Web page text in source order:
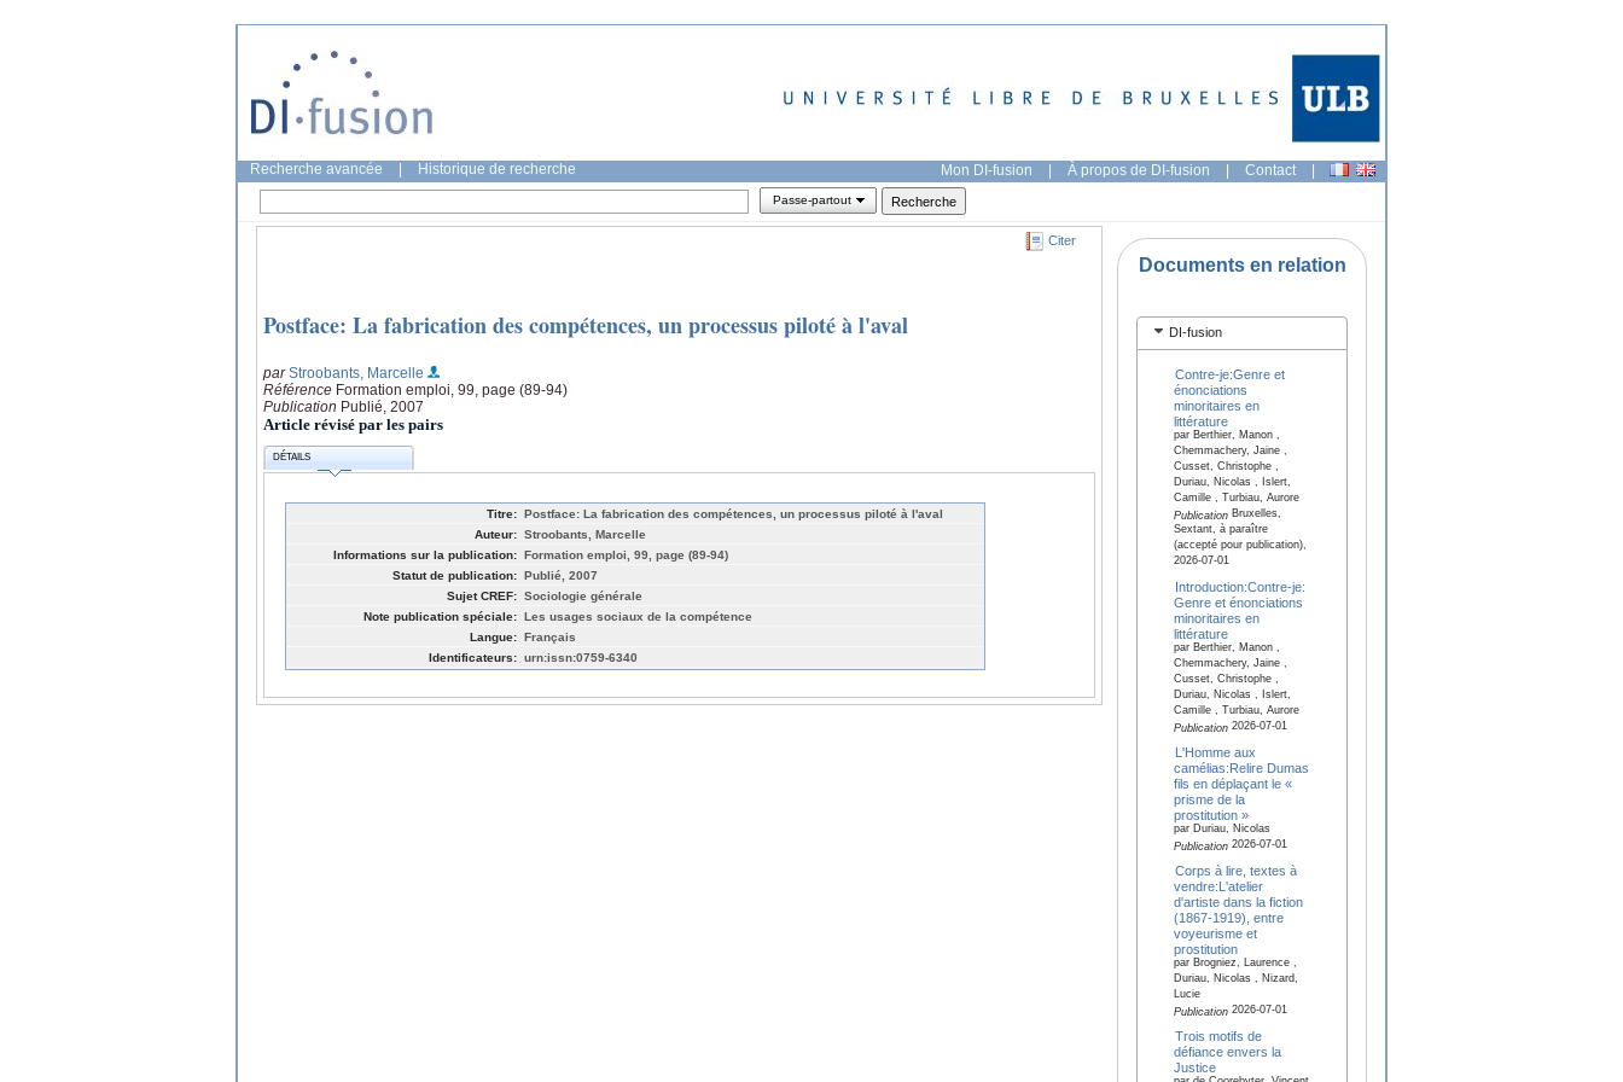
Recherche avancée Historique de recherche Mon DI-fusion | À propos de DI-fusion | Contact |
Passe-partout
Citer
Postface: La fabrication des compétences, un processus piloté à l'aval
parStroobants, Marcelle
Référence Formation emploi, 99, page (89-94)
Publication Publié, 2007
Article révisé par les pairs
DÉTAILS
Titre: Postface: La fabrication des compétences, un processus piloté à l'aval
Auteur: Stroobants, Marcelle
Informations sur la publication: Formation emploi, 99, page (89-94)
Statut de publication: Publié, 2007
Sujet CREF: Sociologie générale
Note publication spéciale: Les usages sociaux de la compétence
Langue: Français
Identificateurs: urn:issn:0759-6340
Documents en relation
DI-fusion
Contre-je:Genre et
énonciations
minoritaires en
littérature
par Berthier, Manon ,
Chemmachery, Jaine ,
Cusset, Christophe ,
Duriau, Nicolas , Islert,
Camille , Turbiau, Aurore
PublicationBruxelles,
Sextant, à paraître
(accepté pour publication),
2026-07-01
Introduction:Contre-je:
Genre et énonciations
minoritaires en
littérature
par Berthier, Manon ,
Chemmachery, Jaine ,
Cusset, Christophe ,
Duriau, Nicolas , Islert,
Camille , Turbiau, Aurore
Publication2026-07-01
L'Homme aux
camélias:Relire Dumas
fils en déplaçant le «
prisme de la
prostitution »
par Duriau, Nicolas
Publication2026-07-01
Corps à lire, textes à
vendre:L'atelier
d'artiste dans la fiction
(1867-1919), entre
voyeurisme et
prostitution
par Brogniez, Laurence ,
Duriau, Nicolas , Nizard,
Lucie
Publication2026-07-01
Trois motifs de
défiance envers la
Justice